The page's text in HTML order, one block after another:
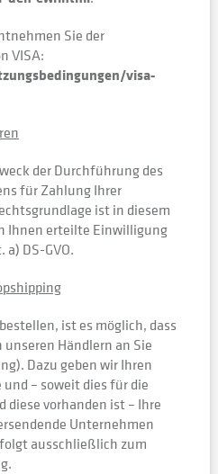
Sie der
VISA:
visa-
der Durchführung des
für Zahlung Ihrer
ist in diesem
Ihnen erteilte Einwilligung
a) DS-GVO.
ist es möglich, dass
Händlern an Sie
Dazu geben wir Ihren
– soweit dies für die
vorhanden ist – Ihre
Unternehmen
ausschließlich zum